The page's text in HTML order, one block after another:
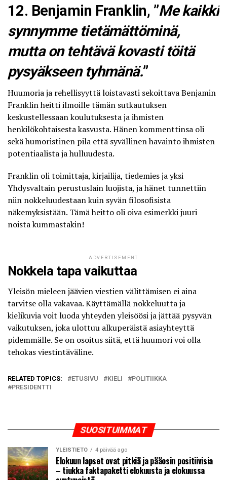
12. Benjamin Franklin, ”Me kaikki
synnymme tietämättöminä,
mutta on tehtävä kovasti töitä
pysyäkseen tyhmänä.”
Huumoria ja rehellisyyttä loistavasti sekoittava Benjamin
Franklin heitti ilmoille tämän sutkautuksen
keskustellessaan koulutuksesta ja ihmisten
henkilökohtaisesta kasvusta. Hänen kommenttinsa oli
sekä humoristinen pila että syvällinen havainto ihmisten
potentiaalista ja hulluudesta.
Franklin oli toimittaja, kirjailija, tiedemies ja yksi
Yhdysvaltain perustuslain luojista, ja hänet tunnettiin
niin nokkeluudestaan kuin syvän filosofisista
näkemyksistään. Tämä heitto oli oiva esimerkki juuri
noista kummastakin!
ADVERTISEMENT
Nokkela tapa vaikuttaa
Yleisön mieleen jäävien viestien välittämisen ei aina
tarvitse olla vakavaa. Käyttämällä nokkeluutta ja
kielikuvia voit luoda yhteyden yleisöösi ja jättää pysyvän
vaikutuksen, joka ulottuu alkuperäistä asiayhteyttä
pidemmälle. Se on osoitus siitä, että huumori voi olla
tehokas viestintäväline.
RELATED TOPICS: ETUSIVU KIELI
POLITIIKKA
PRESIDENTTI
SUOSITUIMMAT
YLEISTIETO 4 päivää ago
Elokuun lapset ovat pitkiä ja pääosin positiivisia
– tiukka faktapaketti elokuusta ja elokuussa